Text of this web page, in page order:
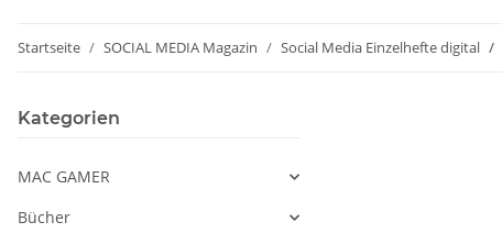
Startseite SOCIAL MEDIA Magazin Social Media Einzelhefte digital
Kategorien
MAC GAMER
Bücher